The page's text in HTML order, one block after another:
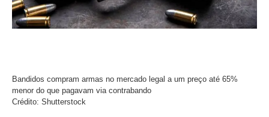
Bandidos compram armas no mercado legal a um preço até 65%
menor do que pagavam via contrabando
Crédito: Shutterstock